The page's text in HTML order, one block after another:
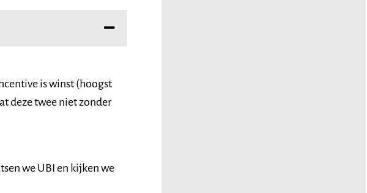
is winst (hoogst
deze twee niet zonder
we UBI en kijken we